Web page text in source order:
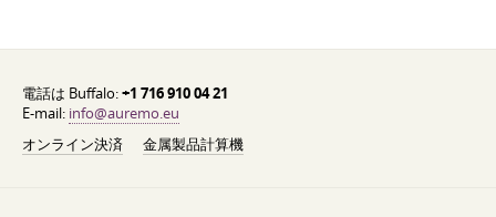
電話は Buffalo:+1 716 910 04 21
E-mail: info@auremo.eu
オンライン決済
金属製品計算機